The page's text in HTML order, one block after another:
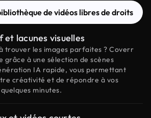
de vidéos libres de droits
et lacunes visuelles
trouver les images parfaites ? Coverr
grâce à une sélection de scènes
IA rapide, vous permettant
créativité et de répondre à vos
minutes.